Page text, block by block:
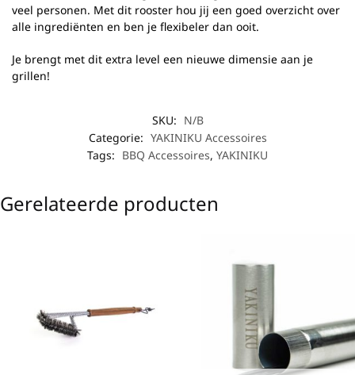
veel personen. Met dit rooster hou jij een goed overzicht over
alle ingrediënten en ben je flexibeler dan ooit.
Je brengt met dit extra level een nieuwe dimensie aan je
grillen!
SKU: N/B
Categorie: YAKINIKU Accessoires
Tags: BBQ Accessoires, YAKINIKU
Gerelateerde producten